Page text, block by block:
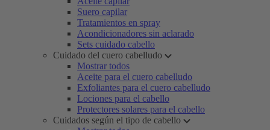
Suero capilar
Tratamientos en spray
Acondicionadores sin aclarado
Sets cuidado cabello
Cuidado del cuero cabelludo
Mostrar todos
Aceite para el cuero cabelludo
Exfoliantes para el cuero cabelludo
Lociones para el cabello
Protectores solares para el cabello
Cuidados según el tipo de cabello